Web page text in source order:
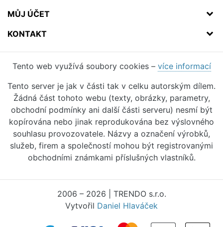
MŮJ ÚČET
KONTAKT
Tento web využívá soubory cookies – více informací
Tento server je jak v části tak v celku autorským dílem.
Žádná část tohoto webu (texty, obrázky, parametry,
obchodní podmínky ani další části serveru) nesmí být
kopírována nebo jinak reprodukována bez výslovného
souhlasu provozovatele. Názvy a označení výrobků,
služeb, firem a společností mohou být registrovanými
obchodními známkami příslušných vlastníků.
2006 – 2026 | TRENDO s.r.o.
Vytvořil Daniel Hlaváček